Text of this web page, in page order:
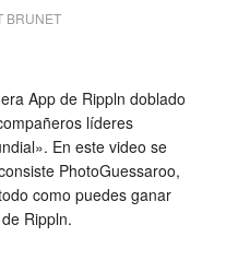
BRUNET
App de Rippln doblado
líderes
En este video se
PhotoGuessaroo,
como puedes ganar
Rippln.